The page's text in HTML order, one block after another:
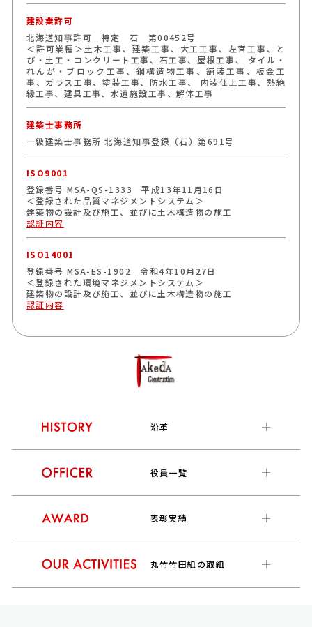
建設業許可
北海道知事許可 特定 石 第00452号
＜許可業種＞土木工事、建築工事、大工工事、左官工事、と
び・土工・コンクリート工事、石工事、屋根工事、 タイル・
れんが・ブロック工事、鋼構造物工事、舗装工事、板金工
事、ガラス工事、塗装工事、防水工事、 内装仕上工事、熱絶
縁工事、建具工事、水道施設工事、解体工事
建築士事務所
一級建築士事務所 北海道知事登録（石）第691号
ISO9001
登録番号 MSA-QS-1333 平成13年11月16日
＜登録された品質マネジメントシステム＞
建築物の設計及び施工、並びに土木構造物の施工
認証内容
ISO14001
登録番号 MSA-ES-1902 令和4年10月27日
＜登録された環境マネジメントシステム＞
建築物の設計及び施工、並びに土木構造物の施工
認証内容
沿革
役員一覧
表彰実績
丸竹竹田組の取組